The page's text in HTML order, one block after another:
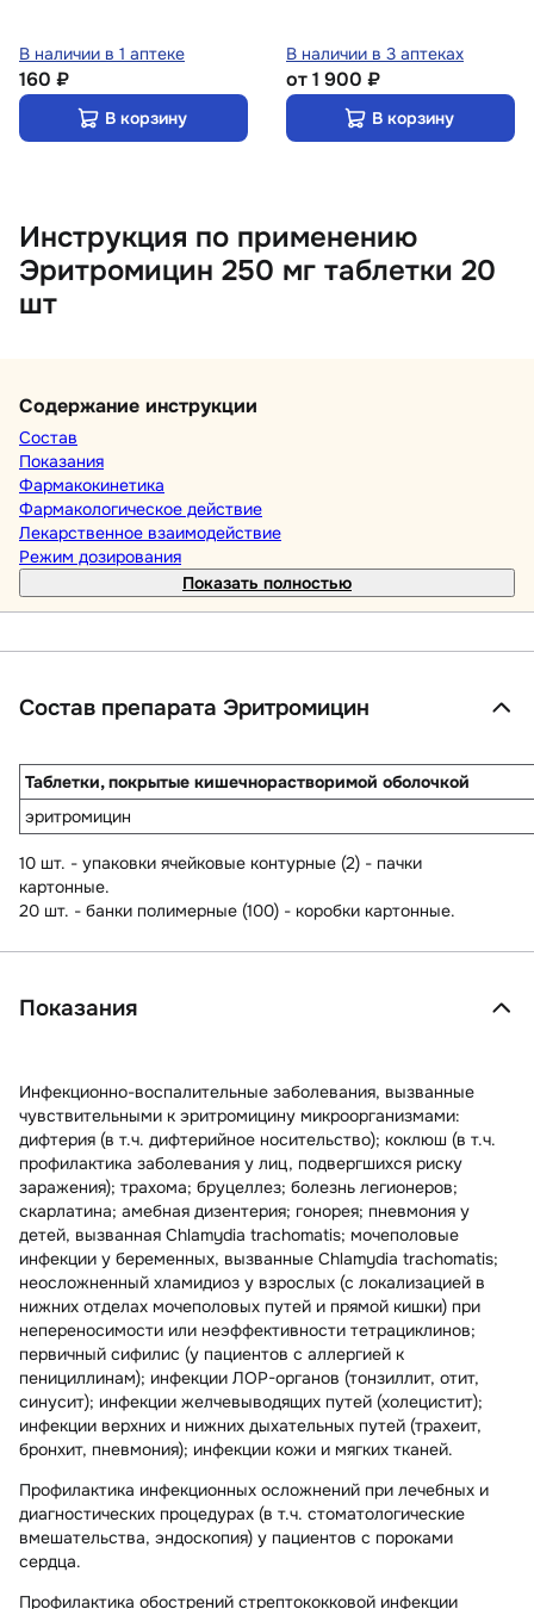
В наличии в 1 аптеке
160 ₽
В корзину
В наличии в 3 аптеках
от1 900 ₽
В корзину
Инструкция по применению
Эритромицин 250 мг таблетки 20
шт
Содержание инструкции
Состав
Показания
Фармакокинетика
Фармакологическое действие
Лекарственное взаимодействие
Режим дозирования
Показать полностью
Состав препарата Эритромицин
Таблетки, покрытые кишечнорастворимой оболочкой
эритромицин
10 шт. - упаковки ячейковые контурные (2) - пачки
картонные.
20 шт. - банки полимерные (100) - коробки картонные.
Показания
Инфекционно-воспалительные заболевания, вызванные
чувствительными к эритромицину микроорганизмами:
дифтерия (в т.ч. дифтерийное носительство); коклюш (в т.ч.
профилактика заболевания у лиц, подвергшихся риску
заражения); трахома; бруцеллез; болезнь легионеров;
скарлатина; амебная дизентерия; гонорея; пневмония у
детей, вызванная Chlamydia trachomatis; мочеполовые
инфекции у беременных, вызванные Chlamydia trachomatis;
неосложненный хламидиоз у взрослых (с локализацией в
нижних отделах мочеполовых путей и прямой кишки) при
непереносимости или неэффективности тетрациклинов;
первичный сифилис (у пациентов с аллергией к
пенициллинам); инфекции ЛОР-органов (тонзиллит, отит,
синусит); инфекции желчевыводящих путей (холецистит);
инфекции верхних и нижних дыхательных путей (трахеит,
бронхит, пневмония); инфекции кожи и мягких тканей.
Профилактика инфекционных осложнений при лечебных и
диагностических процедурах (в т.ч. стоматологические
вмешательства, эндоскопия) у пациентов с пороками
сердца.
Профилактика обострений стрептококковой инфекции